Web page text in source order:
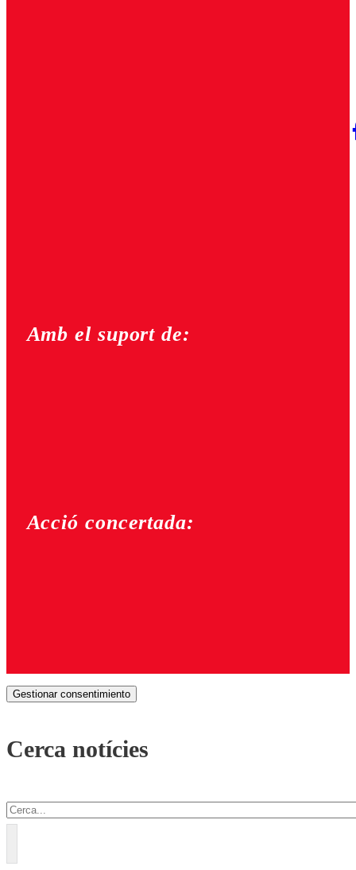
Amb el suport de:
Acció concertada:
Gestionar consentimiento
Cerca notícies
Cercar